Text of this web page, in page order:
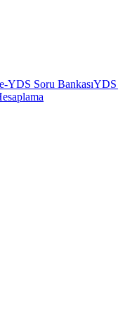
YDS Soru BankasıYDS